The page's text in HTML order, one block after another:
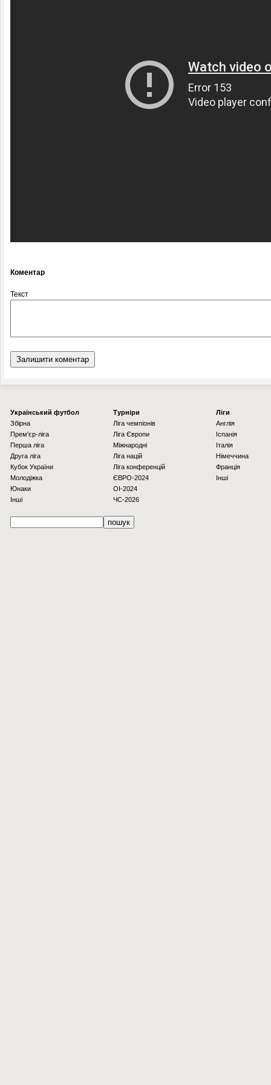
Коментар
Текст
Українcький футбол
Збірна
Прем'єр-ліга
Перша ліга
Друга ліга
Кубок України
Молодіжка
Юнаки
Інші
Турніри
Ліга чемпіонів
Ліга Європи
Міжнародні
Ліга націй
Ліга конференцій
ЄВРО-2024
OI-2024
ЧС-2026
Ліги
Англія
Іспанія
Італія
Німеччина
Франція
Інші